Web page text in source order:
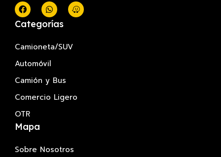
Categorías
Camioneta/SUV
Automóvil
Camión y Bus
Comercio Ligero
OTR
Mapa
Sobre Nosotros